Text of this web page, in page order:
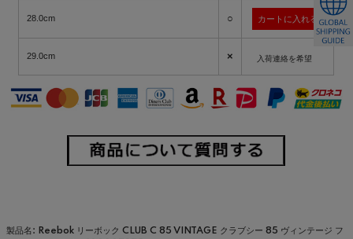
28.0cm ○
29.0cm × 入荷連絡を希望
製品名: Reebok リーボック CLUB C 85 VINTAGE クラブシー 85 ヴィンテージ フ